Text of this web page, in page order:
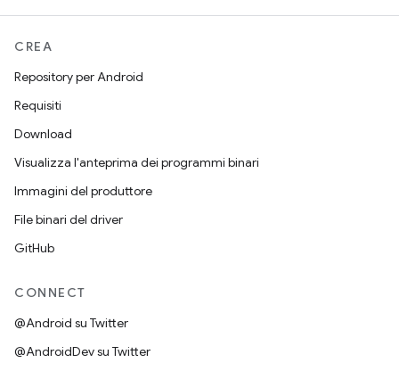
CREA
Repository per Android
Requisiti
Download
Visualizza l'anteprima dei programmi binari
Immagini del produttore
File binari del driver
GitHub
CONNECT
@Android su Twitter
@AndroidDev su Twitter